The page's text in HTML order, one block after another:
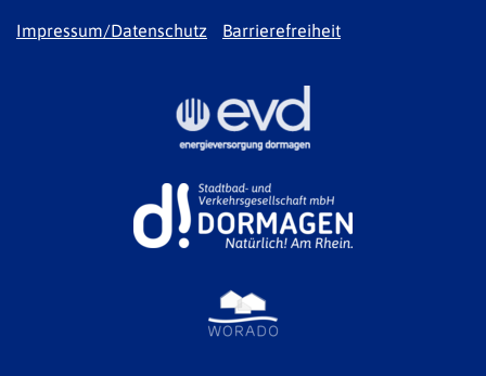
Impressum/Datenschutz Barrierefreiheit